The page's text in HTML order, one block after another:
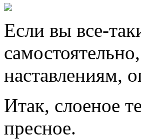
Если вы все-
наставлениям,
Итак, слоеное
пресное.